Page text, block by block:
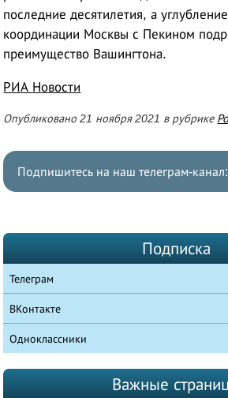
последние десятилетия, а
координации Москвы с Пекином
преимущество Вашингтона.
РИА Новости
Опубликовано 21 ноября 2021 в рубрике
Подпишитесь на наш телеграм-канал:
Подписка
Телеграм
ВКонтакте
Одноклассники
Важные